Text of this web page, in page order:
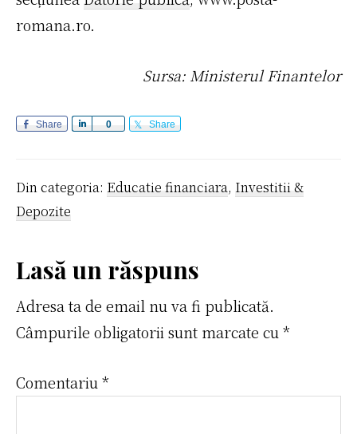
romana.ro.
Sursa: Ministerul Finantelor
Share 0
e
Share
Din categoria: Educatie financiara, Investitii &
Depozite
Reader
Interactions
Lasă un răspuns
Adresa ta de email nu va fi publicată.
Câmpurile obligatorii sunt marcate cu *
Comentariu *